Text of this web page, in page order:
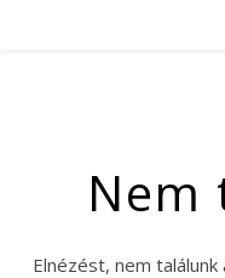
Nem
Elnézést, nem